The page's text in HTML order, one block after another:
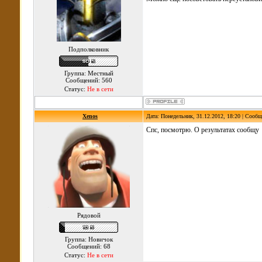
Подполковник
Группа: Местный
Сообщений: 560
Статус: Не в сети
Xenos Дата: Понедельник, 31.12.2012, 18:20 |
Рядовой
Группа: Новичок
Сообщений: 68
Статус: Не в сети
Спс, посмотрю. О результатах сообщу